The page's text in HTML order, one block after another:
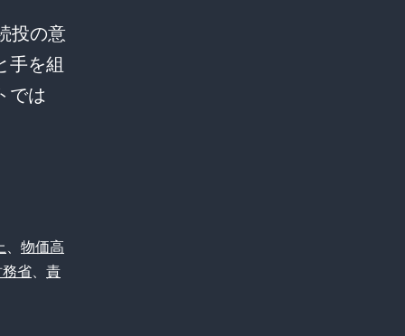
投の意
手を組
では
物価高
務省
責